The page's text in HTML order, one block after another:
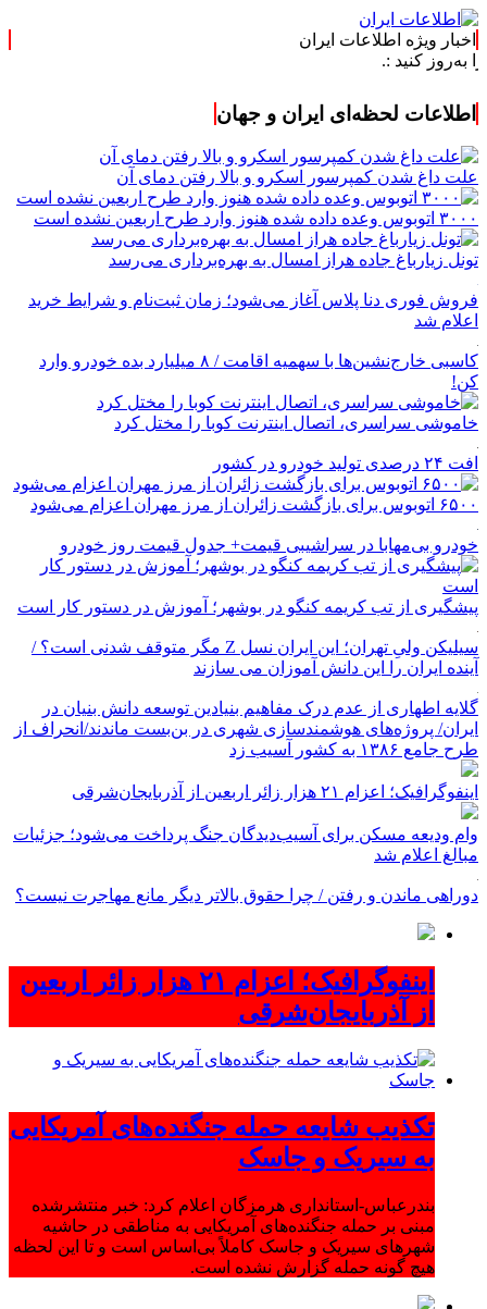
اخبار ویژه اطلاعات ایران
:.
اطلاعات لحظه‌ای ایران و جهان
علت داغ شدن کمپرسور اسکرو و بالا رفتن دمای آن
۳۰۰۰ اتوبوس وعده داده شده هنوز وارد طرح اربعین نشده است
تونل زیارباغ جاده هراز امسال به بهره‌برداری می‌رسد
فروش فوری دنا پلاس آغاز می‌شود؛ زمان ثبت‌نام و شرایط خرید
اعلام شد
کاسبی خارج‌نشین‌ها با سهمیه اقامت / ۸ میلیارد بده خودرو وارد
کن!
خاموشی سراسری، اتصال اینترنت کوبا را مختل کرد
افت ۲۴ درصدی تولید خودرو در کشور
۶۵۰۰ اتوبوس برای بازگشت زائران از مرز مهران اعزام می‌شود
خودرو بی‌مهابا در سراشیبی قیمت+ جدول قیمت روز خودرو
پیشگیری از تب کریمه کنگو در بوشهر؛ آموزش در دستور کار است
سیلیکن ولیِ تهران؛ این ایران نسل Z مگر متوقف شدنی است؟ /
آینده ایران را این دانش آموزان می سازند
گلایه اطهاری از عدم درک مفاهیم بنیادین توسعه دانش بنیان در
ایران/ پروژه‌های هوشمندسازی شهری در بن‌بست ماندند/انحراف از
طرح جامع ۱۳۸۶ به کشور آسیب زد
اینفوگرافیک؛ اعزام ۲۱ هزار زائر اربعین از آذربایجان‌شرقی
وام ودیعه مسکن برای آسیب‌دیدگان جنگ پرداخت می‌شود؛ جزئیات
مبالغ اعلام شد
دوراهی ماندن و رفتن / چرا حقوق بالاتر دیگر مانع مهاجرت نیست؟
اینفوگرافیک؛ اعزام ۲۱ هزار زائر اربعین
از آذربایجان‌شرقی
تکذیب شایعه حمله جنگنده‌های آمریکایی
به سیریک و جاسک
بندرعباس-استانداری هرمزگان اعلام کرد: خبر منتشرشده
مبنی بر حمله جنگنده‌های آمریکایی به مناطقی در حاشیه
شهرهای سیریک و جاسک کاملاً بی‌اساس است و تا این لحظه
هیچ گونه حمله گزارش نشده است.